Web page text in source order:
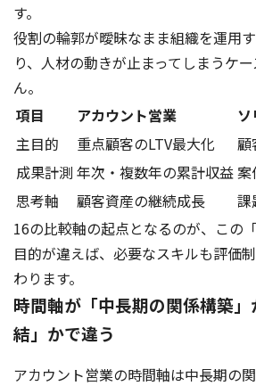
す。
役割の輪郭が曖昧なまま組織を運用
り、人材の動きが止まってしまうケ
ん。
項目
アカウント営業
主目的
重点顧客のLTV最大化
顧
成果計測 年次・複数年の累計収益案
思考軸
顧客資産の継続成長
課
16の比較軸の起点となるのが、この
目的が違えば、必要なスキルも評価
わります。
時間軸が「中長期の関係構築
結」かで違う
アカウント営業の時間軸は中長期の